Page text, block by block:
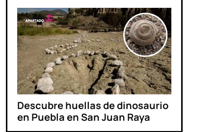
Descubre huellas de dinosaurio
en Puebla en San Juan Raya